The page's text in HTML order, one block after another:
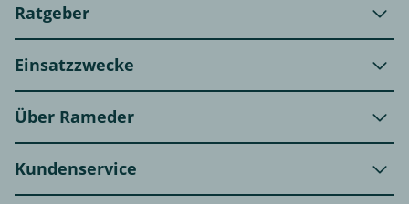
Ratgeber
Einsatzzwecke
Über Rameder
Kundenservice